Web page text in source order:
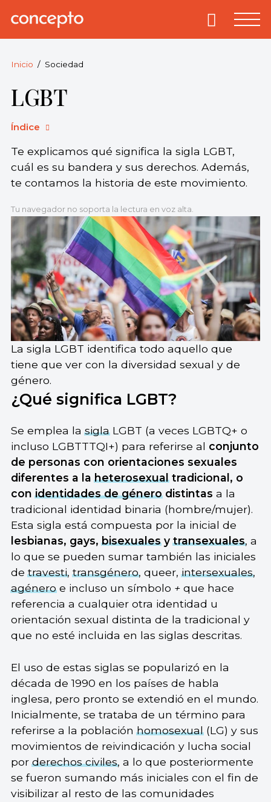
Concepto.
derechos
reservados.
Primary
Inicio Sociedad
LGBT
Índice
Te explicamos qué significa la sigla LGBT,
cuál es su bandera y sus derechos. Además,
te contamos la historia de este movimiento.
Tu navegador no soporta la lectura en voz alta.
La sigla LGBT identifica todo aquello que
tiene que ver con la diversidad sexual y de
género.
¿Qué significa LGBT?
Se emplea lasiglaLGBT (a veces LGBTQ+ o
incluso LGBTTTQI+) para referirse al conjunto
de personas con orientaciones sexuales
diferentes a laheterosexualtradicional, o
conidentidades de génerodistintas a la
tradicional identidad binaria (hombre/mujer).
Esta sigla está compuesta por la inicial de
lesbianas, gays,bisexualesytransexuales, a
lo que se pueden sumar también las iniciales
detravesti,transgénero, queer,intersexuales,
agéneroe incluso un símbolo +que hace
referencia a cualquier otra identidad u
orientación sexual distinta de la tradicional y
que no esté incluida en las siglas descritas.
El uso de estas siglas se popularizó en la
década de 1990 en los países de habla
inglesa, pero pronto se extendió en el mundo.
Inicialmente, se trataba de un término para
referirse a la poblaciónhomosexual(LG) y sus
movimientos de reivindicación y lucha social
porderechos civiles, a lo que posteriormente
se fueron sumando más iniciales con el fin de
visibilizar al resto de las comunidades